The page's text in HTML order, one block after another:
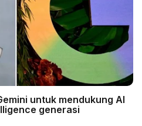
untuk mendukung AI
generasi